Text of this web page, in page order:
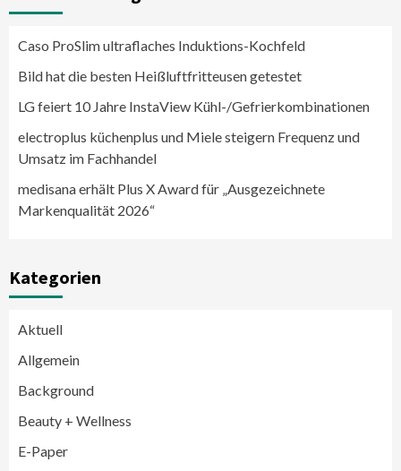
Caso ProSlim ultraflaches Induktions-Kochfeld
Bild hat die besten Heißluftfritteusen getestet
LG feiert 10 Jahre InstaView Kühl-/Gefrierkombinationen
electroplus küchenplus und Miele steigern Frequenz und
Umsatz im Fachhandel
medisana erhält Plus X Award für „Ausgezeichnete
Markenqualität 2026“
Kategorien
Aktuell
Allgemein
Background
Beauty + Wellness
E-Paper